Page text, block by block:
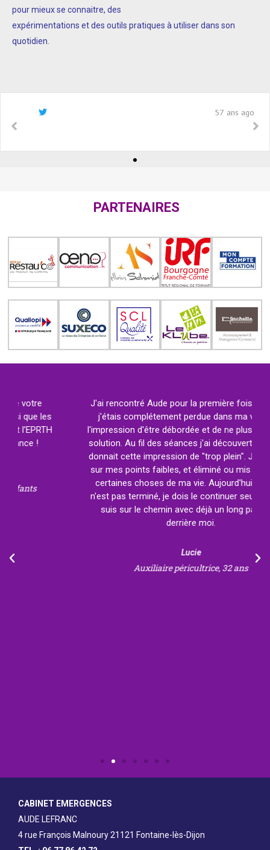
pour mieux se connaitre, des
expérimentations et des outils pratiques à utiliser dans son
quotidien.
57 ans ago
PARTENAIRES
J'ai rencontré Aude pour la première fois alors que
j'étais complétement perdue dans ma vie, avec
l'impression d'être débordée et de ne plus trouver de
solution. Au fil des séances j'ai découvert ce qui me
donnait cette impression de "trop plein". J'ai travaillé
sur mes points faibles, et éliminé ou mis sur pause
certaines choses de ma vie. Aujourd'hui le travail
n'est pas terminé, je dois le continuer seule mais je
suis sur le chemin avec déjà un long parcours
Auxiliaire péricultrice, 32 ans
CABINET EMERGENCES
AUDE LEFRANC
4 rue François Malnoury 21121 Fontaine-lès-Dijon